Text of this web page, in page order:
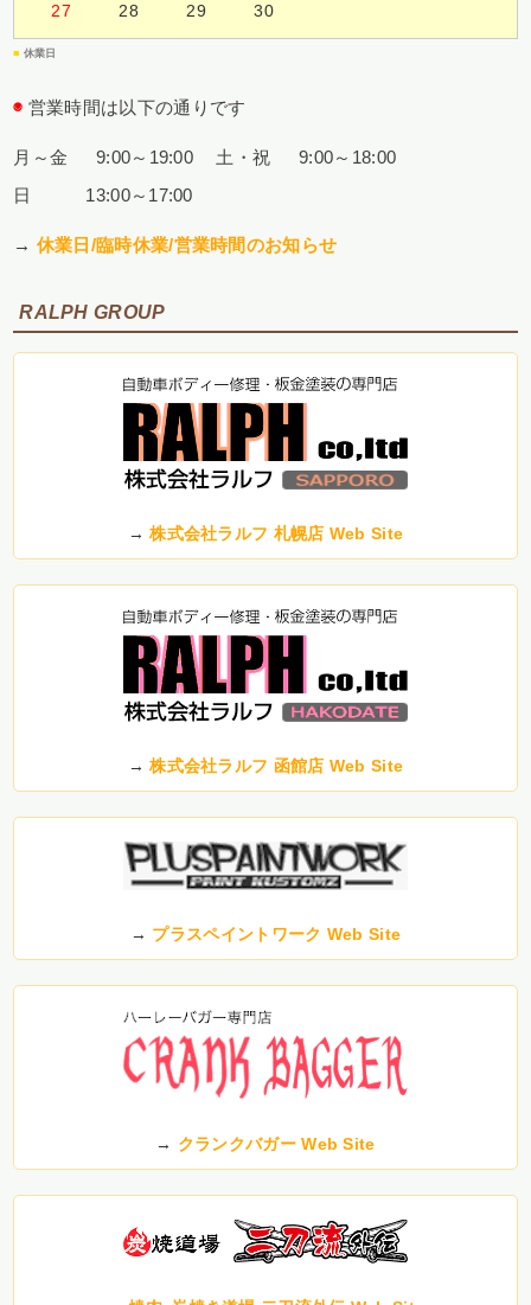
27
28 29 30
■ 休業日
◉ 営業時間は以下の通りです
月～金 9:00～19:00
土・祝 9:00～18:00
日 13:00～17:00
→ 休業日/臨時休業/営業時間のお知らせ
RALPH GROUP
→株式会社ラルフ 札幌店 Web Site
→株式会社ラルフ 函館店 Web Site
→ プラスペイントワーク Web Site
→ クランクバガー Web Site